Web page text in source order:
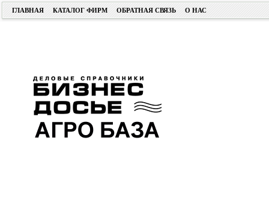
ГЛАВНАЯ КАТАЛОГ ФИРМ ОБРАТНАЯ СВЯЗЬ О НАС